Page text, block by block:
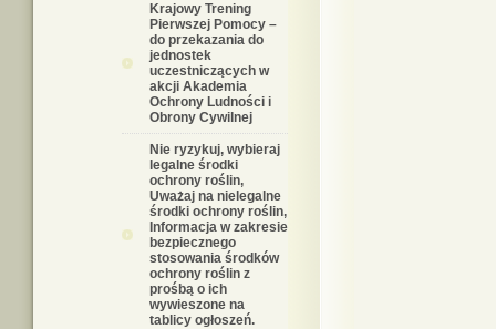
Krajowy Trening
Pierwszej Pomocy –
do przekazania do
jednostek
uczestniczących w
akcji Akademia
Ochrony Ludności i
Obrony Cywilnej
Nie ryzykuj, wybieraj
legalne środki
ochrony roślin,
Uważaj na nielegalne
środki ochrony roślin,
Informacja w zakresie
bezpiecznego
stosowania środków
ochrony roślin z
prośbą o ich
wywieszone na
tablicy ogłoszeń.